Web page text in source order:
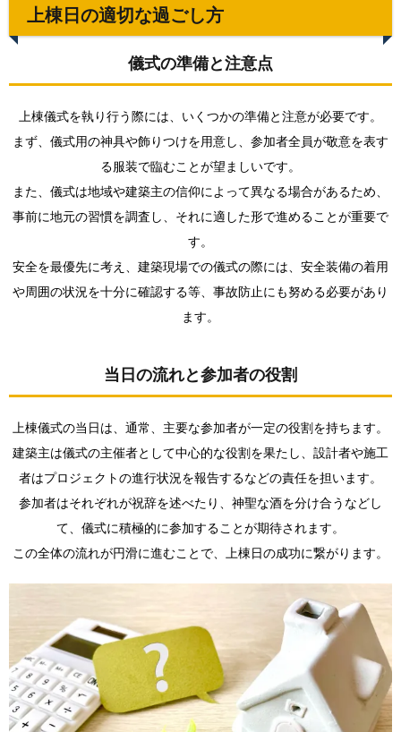
上棟日の適切な過ごし方
儀式の準備と注意点
上棟儀式を執り行う際には、いくつかの準備と注意が必要です。
まず、儀式用の神具や飾りつけを用意し、参加者全員が敬意を表す
る服装で臨むことが望ましいです。
また、儀式は地域や建築主の信仰によって異なる場合があるため、
事前に地元の習慣を調査し、それに適した形で進めることが重要で
す。
安全を最優先に考え、建築現場での儀式の際には、安全装備の着用
や周囲の状況を十分に確認する等、事故防止にも努める必要があり
ます。
当日の流れと参加者の役割
上棟儀式の当日は、通常、主要な参加者が一定の役割を持ちます。
建築主は儀式の主催者として中心的な役割を果たし、設計者や施工
者はプロジェクトの進行状況を報告するなどの責任を担います。
参加者はそれぞれが祝辞を述べたり、神聖な酒を分け合うなどし
て、儀式に積極的に参加することが期待されます。
この全体の流れが円滑に進むことで、上棟日の成功に繋がります。